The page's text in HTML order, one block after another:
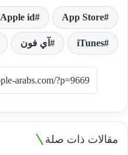
App Store
Apple id
iTunes آي فون
مقالات ذات صلة